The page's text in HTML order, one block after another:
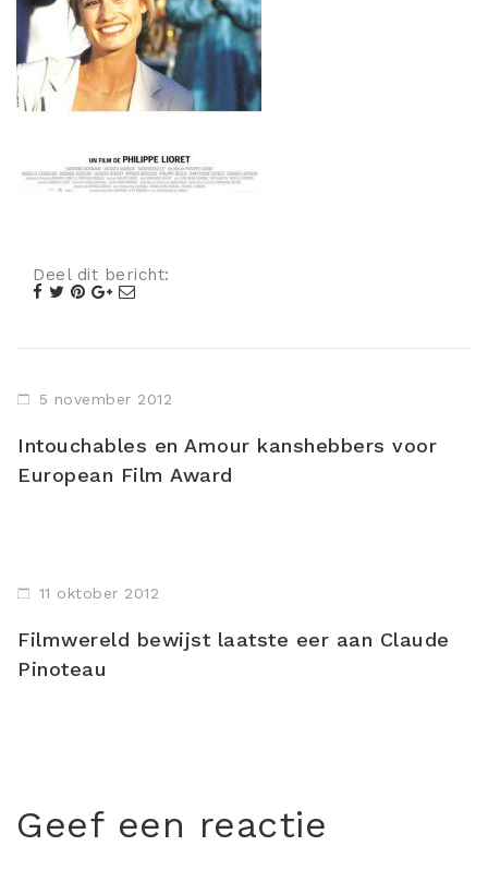
Romantische komedie
Thriller
Deel dit bericht:
5 november 2012
Intouchables en Amour kanshebbers voor
European Film Award
11 oktober 2012
Filmwereld bewijst laatste eer aan Claude
Pinoteau
Geef een reactie